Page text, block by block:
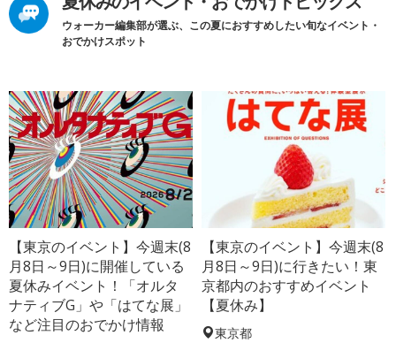
ウォーカー編集部が選ぶ、この夏におすすめしたい旬なイベント・
おでかけスポット
【東京のイベント】今週末(8
月8日～9日)に開催している
夏休みイベント！「オルタ
ナティブG」や「はてな展」
など注目のおでかけ情報
【東京のイベント】今週末(8
月8日～9日)に行きたい！東
京都内のおすすめイベント
【夏休み】
東京都